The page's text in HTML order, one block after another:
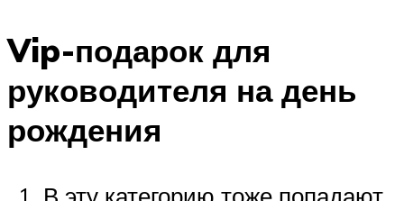
Vip-подарок для
руководителя на день
рождения